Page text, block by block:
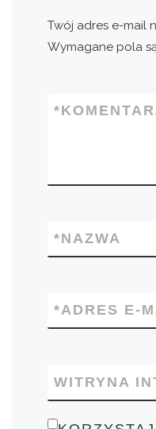
Twój adres e-mail
Wymagane pola
*
NAZWA
*
ADRES E-
*
WITRYNA